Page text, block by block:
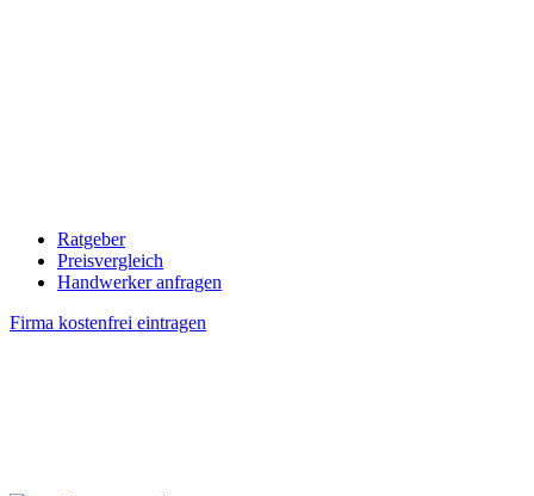
Ratgeber
Preisvergleich
Handwerker anfragen
Firma kostenfrei eintragen